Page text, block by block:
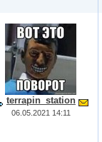
terrapin_station
06.05.2021 14:11